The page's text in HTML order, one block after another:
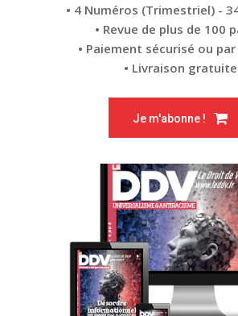
• 4 Numéros (Trimestriel) -
• Revue de plus de 100
• Paiement sécurisé ou
• Livraison gratuite
Je m'abonne !